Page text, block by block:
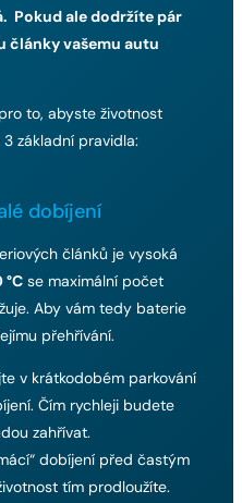
Pokudale dodržíte pár
články vašemu autu
to, abyste životnost
základní pravidla:
dobíjení
článků je vysoká
se maximální počet
Aby vám tedy baterie
přehřívání.
v krátkodobém parkování
Čím rychleji budete
zahřívat.
dobíjení před častým
tím prodloužíte.